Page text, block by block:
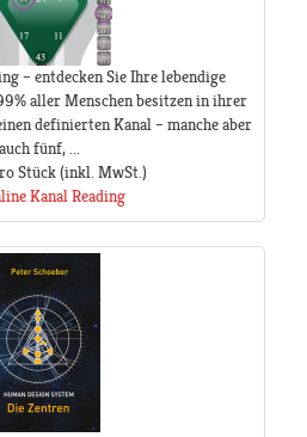
– entdecken Sie Ihre lebendige
aller Menschen besitzen in ihrer
definierten Kanal – manche aber
auch fünf, ...
Stück(inkl. MwSt.)
Kanal Reading